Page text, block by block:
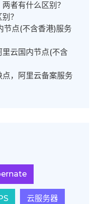
者有什么区别？
？
节点(不含香港)服务
云国内节点(不含
，阿里云备案服务
云服务器